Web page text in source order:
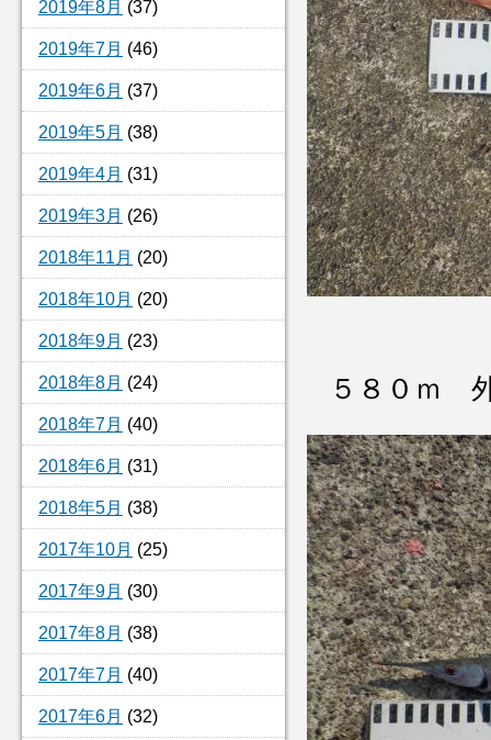
2019年8月 (37)
2019年7月 (46)
2019年6月 (37)
2019年5月 (38)
2019年4月 (31)
2019年3月 (26)
2018年11月 (20)
2018年10月 (20)
2018年9月 (23)
2018年8月 (24)
2018年7月 (40)
2018年6月 (31)
2018年5月 (38)
2017年10月 (25)
2017年9月 (30)
2017年8月 (38)
2017年7月 (40)
2017年6月 (32)
５８０ｍ